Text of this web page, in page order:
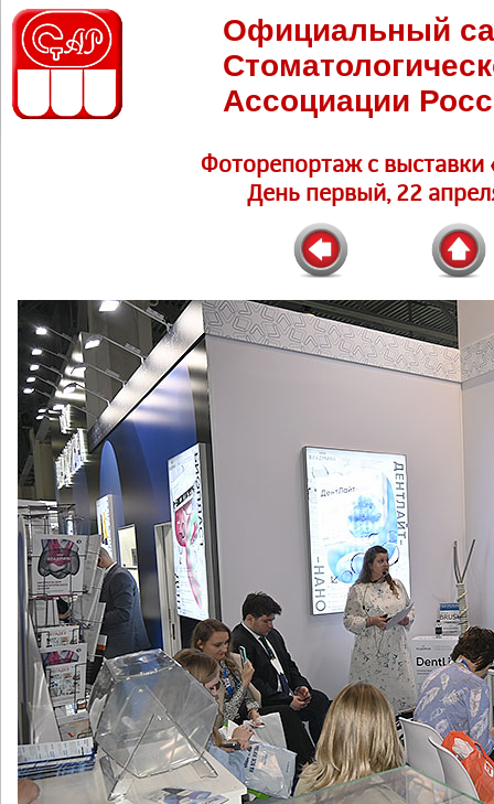
Официальный
Ассоциации
Фоторепортаж c выставки
День первый, 22